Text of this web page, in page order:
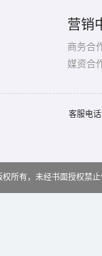
营销
商务合
媒资合
客服电
权所有，未经书面授权